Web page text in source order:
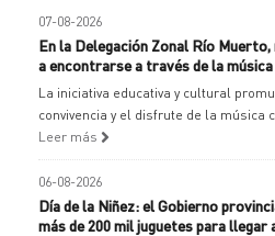
07-08-2026
En la Delegación Zonal Río Muerto,
a encontrarse a través de la música
La iniciativa educativa y cultural
convivencia y el disfrute de la música
Leer más
06-08-2026
Día de la Niñez: el Gobierno
más de 200 mil juguetes para